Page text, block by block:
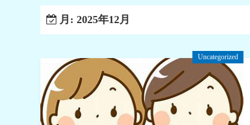
月: 2025年12月
Uncategorized